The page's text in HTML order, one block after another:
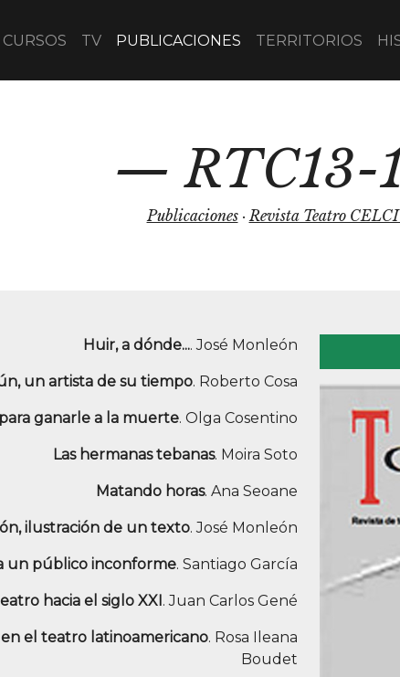
CURSOS TV PUBLICACIONES TERRITORIOS
RTC13-
Publicaciones·Revista Teatro
Huir, a dónde.... José Monleón
un artista de su tiempo. Roberto Cosa
ganarle a la muerte. Olga Cosentino
Las hermanas tebanas. Moira Soto
Matando horas. Ana Seoane
ilustración de un texto. José Monleón
un público inconforme. Santiago García
hacia el siglo XXI. Juan Carlos Gené
el teatro latinoamericano. Rosa Ileana
Boudet